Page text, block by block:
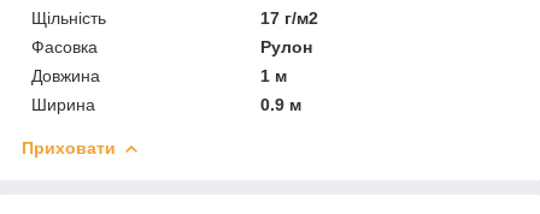
Щільність
17 г/м2
Фасовка
Рулон
Довжина
1 м
Ширина
0.9 м
Приховати